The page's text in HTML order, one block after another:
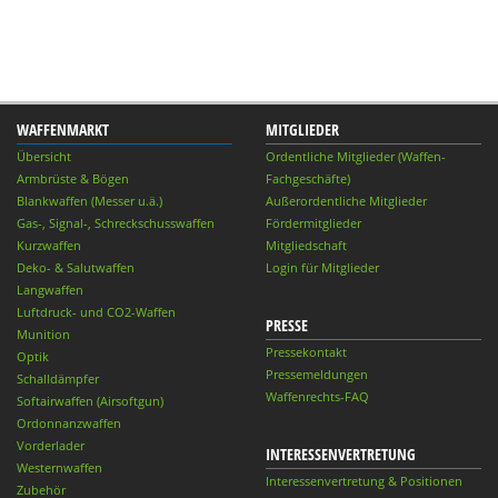
WAFFENMARKT
Übersicht
Armbrüste & Bögen
Blankwaffen (Messer u.ä.)
Gas-, Signal-, Schreckschusswaffen
Kurzwaffen
Deko- & Salutwaffen
Langwaffen
Luftdruck- und CO2-Waffen
Munition
Optik
Schalldämpfer
Softairwaffen (Airsoftgun)
Ordonnanzwaffen
Vorderlader
Westernwaffen
Zubehör
MITGLIEDER
Ordentliche Mitglieder (Waffen-
Fachgeschäfte)
Außerordentliche Mitglieder
Fördermitglieder
Mitgliedschaft
Login für Mitglieder
PRESSE
Pressekontakt
Pressemeldungen
Waffenrechts-FAQ
INTERESSENVERTRETUNG
Interessenvertretung & Positionen